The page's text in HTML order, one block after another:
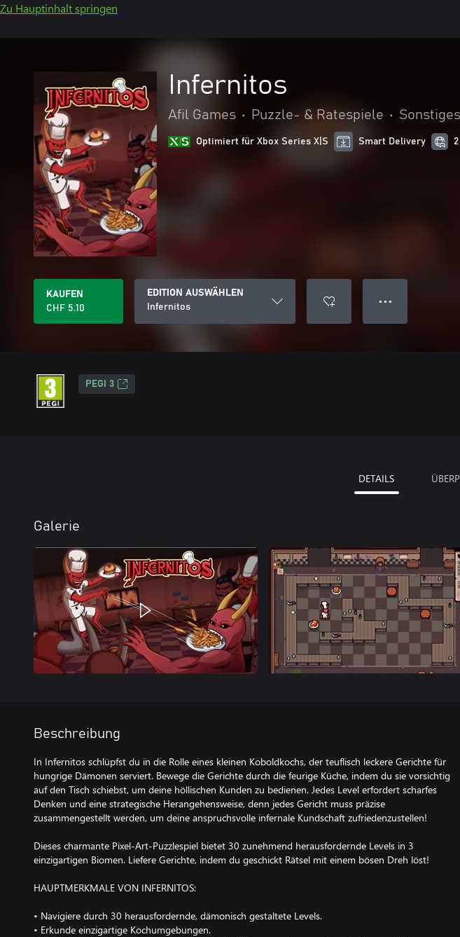
Zu Hauptinhalt springen
Infernitos
Afil Games • Puzzle- & Ratespiele • Sonstiges
Optimiert für Xbox Series X|S Smart Delivery
KAUFEN
CHF 5.10
EDITION AUSWÄHLEN
Infernitos
● ● ●
PEGI 3
DETAILS
Galerie
Beschreibung
In Infernitos schlüpfst du in die Rolle eines kleinen Koboldkochs, der teuflisch leckere Gerichte für
hungrige Dämonen serviert. Bewege die Gerichte durch die feurige Küche, indem du sie vorsichtig
auf den Tisch schiebst, um deine höllischen Kunden zu bedienen. Jedes Level erfordert scharfes
Denken und eine strategische Herangehensweise, denn jedes Gericht muss präzise
zusammengestellt werden, um deine anspruchsvolle infernale Kundschaft zufriedenzustellen!
Dieses charmante Pixel-Art-Puzzlespiel bietet 30 zunehmend herausfordernde Levels in 3
einzigartigen Biomen. Liefere Gerichte, indem du geschickt Rätsel mit einem bösen Dreh löst!
HAUPTMERKMALE VON INFERNITOS:
• Navigiere durch 30 herausfordernde, dämonisch gestaltete Levels.
• Erkunde einzigartige Kochumgebungen.